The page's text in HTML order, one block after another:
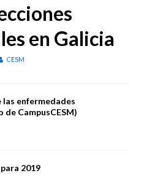
en Galicia
CESM
enfermedades
de CampusCESM)
2019